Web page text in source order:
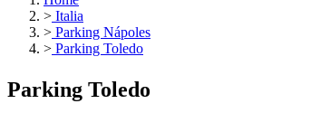
> Italia
> Parking Nápoles
> Parking Toledo
Parking Toledo